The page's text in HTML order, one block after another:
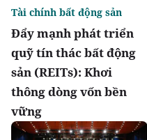
Đẩy mạnh phát triển
quỹ tín thác bất động
sản (REITs): Khơi
thông dòng vốn bền
vững
Tài chính bất động sản